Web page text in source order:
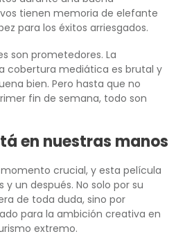
tienen memoria de elefante
para los éxitos arriesgados.
son prometedores. La
cobertura mediática es brutal y
bien. Pero hasta que no
fin de semana, todo son
en nuestras manos
crucial, y esta película
un después. No solo por su
de toda duda, sino por
para la ambición creativa en
extremo.